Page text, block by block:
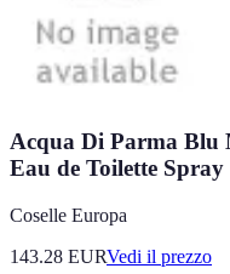
Acqua Di Parma Blu
Eau de Toilette
Coselle Europa
143.28 EURVedi il prezzo